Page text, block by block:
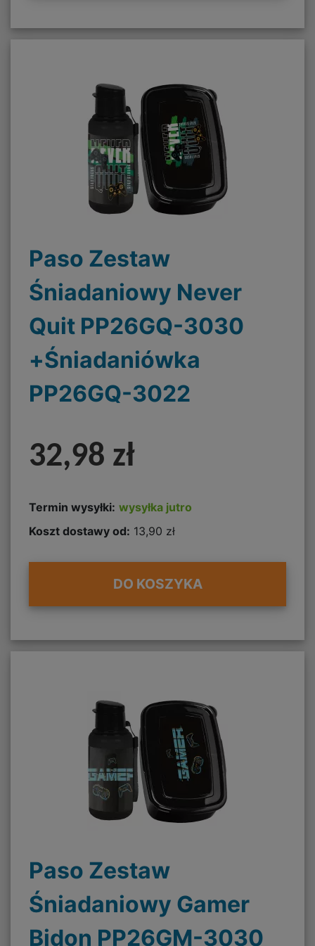
Paso Zestaw
Śniadaniowy Never
Quit PP26GQ-3030
+Śniadaniówka
PP26GQ-3022
32,98 zł
Termin wysyłki: wysyłka jutro
Koszt dostawy od: 13,90 zł
DO KOSZYKA
Paso Zestaw
Śniadaniowy Gamer
Bidon PP26GM-3030